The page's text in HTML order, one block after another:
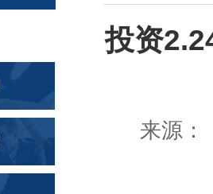
投资
来源